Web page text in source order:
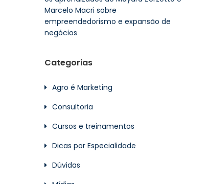
Marcelo Macri sobre
empreendedorismo e expansão de
negócios
Categorias
Agro é Marketing
Consultoria
Cursos e treinamentos
Dicas por Especialidade
Dúvidas